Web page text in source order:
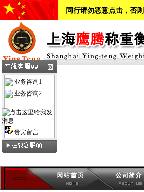
同行请勿恶意点击，否
业务咨询1
业务咨询2
贵宾留言